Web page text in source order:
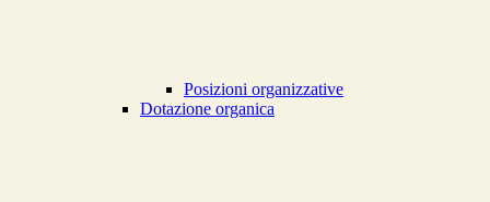
Posizioni organizzative
Dotazione organica